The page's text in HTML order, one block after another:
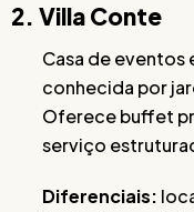
2. Villa Conte
Casa de eventos
conhecida por
Oferece buffet
serviço
Diferenciais: